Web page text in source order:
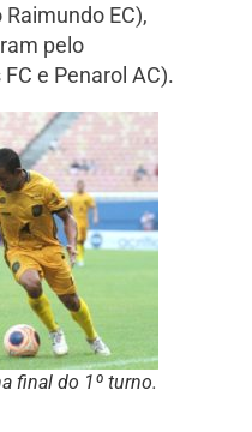
EC),
pelo
e Penarol AC).
final do 1º turno.